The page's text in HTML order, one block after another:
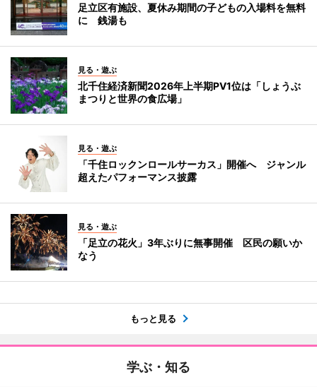
足立区有施設、夏休み期間の子どもの入場料を無料
に 銭湯も
見る・遊ぶ
北千住経済新聞2026年上半期PV1位は「しょうぶ
まつりと世界の食広場」
見る・遊ぶ
「千住ロックンロールサーカス」開催へ ジャンル
超えたパフォーマンス披露
見る・遊ぶ
「足立の花火」3年ぶりに無事開催 区民の願いか
なう
もっと見る
学ぶ・知る